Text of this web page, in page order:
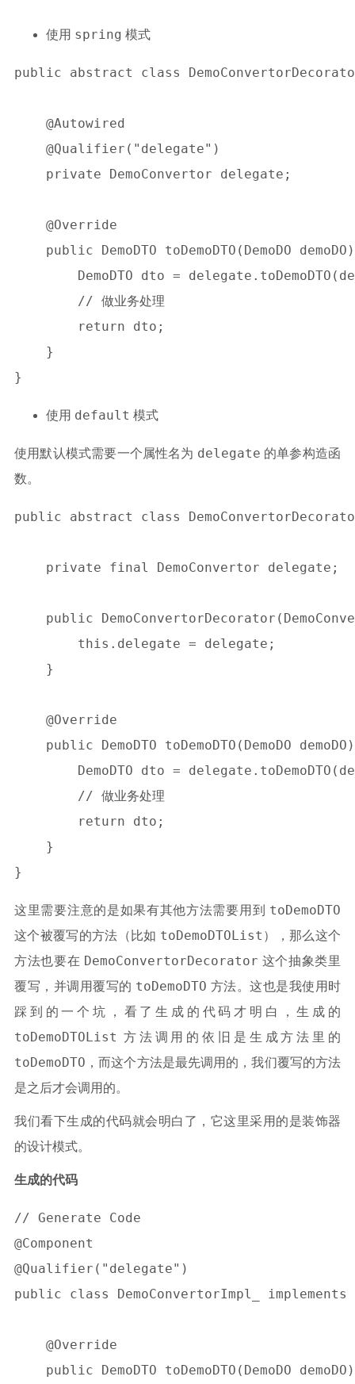
使用 spring 模式
public abstract class
    @Autowired
    @Qualifier("delegate")
    private DemoConvertor delegate;
    @Override
public DemoDTO toDemoDTO(DemoDO
DemoDTO dto =
        return dto;
    }
使用 default 模式
使用默认模式需要一个属性名为 delegate 的单参构造函
数。
public abstract class
    private final DemoConvertor delegate;
public
    }
    @Override
public DemoDTO toDemoDTO(DemoDO
DemoDTO dto =
        return dto;
    }
这里需要注意的是如果有其他方法需要用到 toDemoDTO
这个被覆写的方法（比如 toDemoDTOList ），那么这个
方法也要在 DemoConvertorDecorator 这个抽象类里
覆写，并调用覆写的 toDemoDTO 方法。这也是我使用时
踩到的一个坑，看了生成的代码才明白，生成的
toDemoDTOList 方法调用的依旧是生成方法里的
toDemoDTO ，而这个方法是最先调用的，我们覆写的方法
是之后才会调用的。
我们看下生成的代码就会明白了，它这里采用的是装饰器
的设计模式。
生成的代码
// Generate Code
@Component
@Qualifier("delegate")
public class DemoConvertorImpl_ implements
    @Override
public DemoDTO toDemoDTO(DemoDO